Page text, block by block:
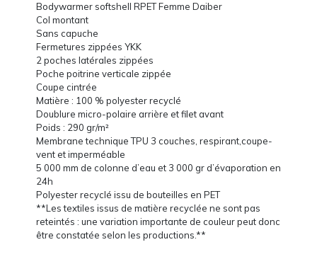
Bodywarmer softshell RPET Femme Daiber
Col montant
Sans capuche
Fermetures zippées YKK
2 poches latérales zippées
Poche poitrine verticale zippée
Coupe cintrée
Matière : 100 % polyester recyclé
Doublure micro-polaire arrière et filet avant
Poids : 290 gr/m²
Membrane technique TPU 3 couches, respirant,coupe-
vent et imperméable
5 000 mm de colonne d’eau et 3 000 gr d’évaporation en
24h
Polyester recyclé issu de bouteilles en PET
**Les textiles issus de matière recyclée ne sont pas
reteintés : une variation importante de couleur peut donc
être constatée selon les productions.**